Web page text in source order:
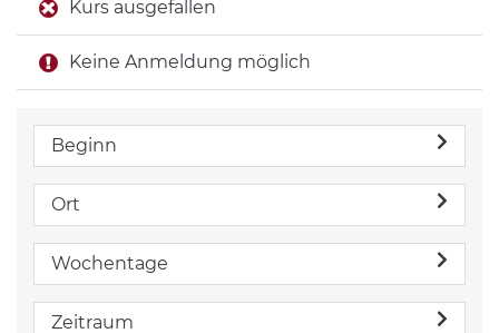
Kurs ausgefallen
Keine Anmeldung möglich
Beginn
Ort
Wochentage
Zeitraum